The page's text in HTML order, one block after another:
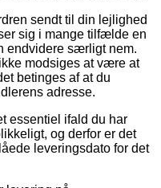
sendt til din lejlighed
sig i mange tilfælde en
endvidere særligt nem.
modsiges at være at
betinges af at du
adresse.
essentiel ifald du har
og derfor er det
leveringsdato for det